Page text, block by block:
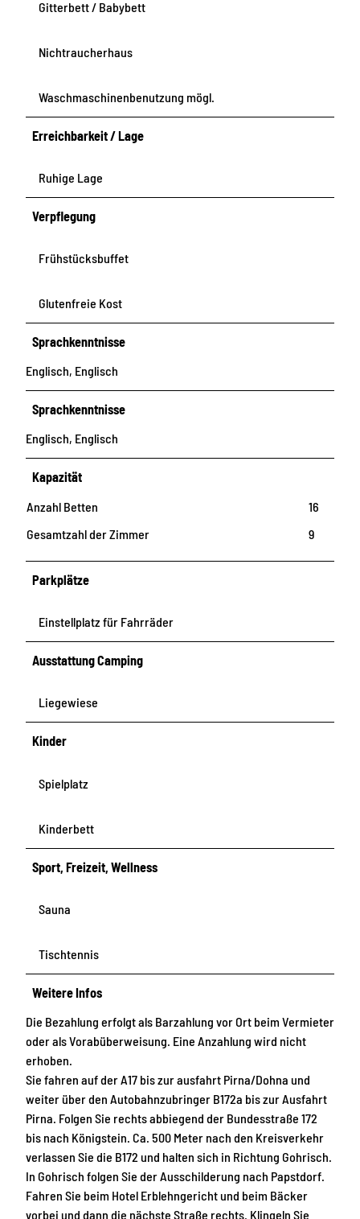
Gitterbett / Babybett
Nichtraucherhaus
Waschmaschinenbenutzung mögl.
Erreichbarkeit / Lage
Ruhige Lage
Verpflegung
Frühstücksbuffet
Glutenfreie Kost
Sprachkenntnisse
Englisch, Englisch
Sprachkenntnisse
Englisch, Englisch
Kapazität
Anzahl Betten
16
Gesamtzahl der Zimmer
9
Parkplätze
Einstellplatz für Fahrräder
Ausstattung Camping
Liegewiese
Kinder
Spielplatz
Kinderbett
Sport, Freizeit, Wellness
Sauna
Tischtennis
Weitere Infos
Die Bezahlung erfolgt als Barzahlung vor Ort beim Vermieter
oder als Vorabüberweisung. Eine Anzahlung wird nicht
erhoben.
Sie fahren auf der A17 bis zur ausfahrt Pirna/Dohna und
weiter über den Autobahnzubringer B172a bis zur Ausfahrt
Pirna. Folgen Sie rechts abbiegend der Bundesstraße 172
bis nach Königstein. Ca. 500 Meter nach den Kreisverkehr
verlassen Sie die B172 und halten sich in Richtung Gohrisch.
In Gohrisch folgen Sie der Ausschilderung nach Papstdorf.
Fahren Sie beim Hotel Erblehngericht und beim Bäcker
vorbei und dann die nächste Straße rechts. Klingeln Sie